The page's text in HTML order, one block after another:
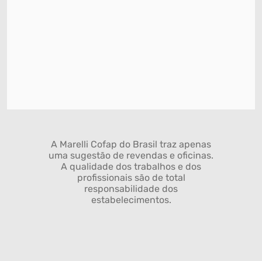
A Marelli Cofap do Brasil traz apenas
uma sugestão de revendas e oficinas.
A qualidade dos trabalhos e dos
profissionais são de total
responsabilidade dos
estabelecimentos.